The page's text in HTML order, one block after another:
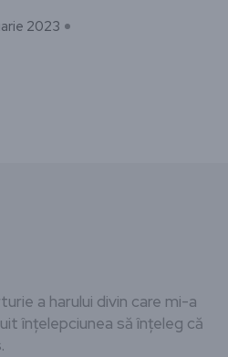
2023
a harului divin care mi-a
înțelepciunea să înțeleg că